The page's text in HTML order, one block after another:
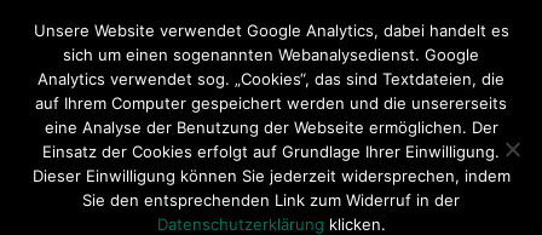
Impressum Datenschutzerklärung
Teilnahmebedingungen
Sitemap
Kontakt
Hauptmenü
Unsere Website verwendet Google Analytics, dabei handelt es
sich um einen sogenannten Webanalysedienst. Google
Analytics verwendet sog. „Cookies“, das sind Textdateien, die
auf Ihrem Computer gespeichert werden und die unsererseits
eine Analyse der Benutzung der Webseite ermöglichen. Der
Einsatz der Cookies erfolgt auf Grundlage Ihrer Einwilligung.
Dieser Einwilligung können Sie jederzeit widersprechen, indem
Sie den entsprechenden Link zum Widerruf in der
Datenschutzerklärung klicken.